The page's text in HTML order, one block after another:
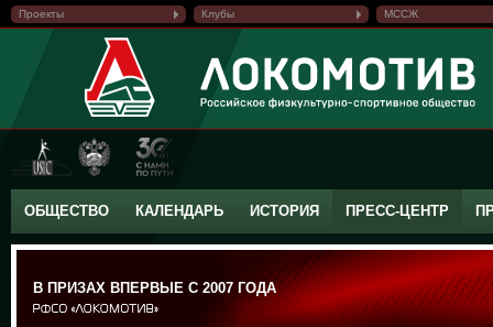
Проекты Клубы МССЖ
ОБЩЕСТВО КАЛЕНДАРЬ ИСТОРИЯ ПРЕСС-ЦЕНТР
В ПРИЗАХ ВПЕРВЫЕ С 2007 ГОДА